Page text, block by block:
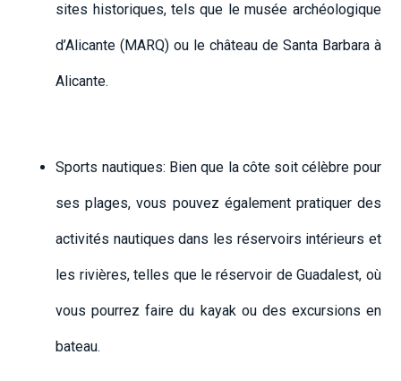
sites historiques, tels que le musée archéologique
d’Alicante (MARQ) ou le château de Santa Barbara à
Alicante.
Sports nautiques: Bien que la côte soit célèbre pour
ses plages, vous pouvez également pratiquer des
activités nautiques dans les réservoirs intérieurs et
les rivières, telles que le réservoir de Guadalest, où
vous pourrez faire du kayak ou des excursions en
bateau.